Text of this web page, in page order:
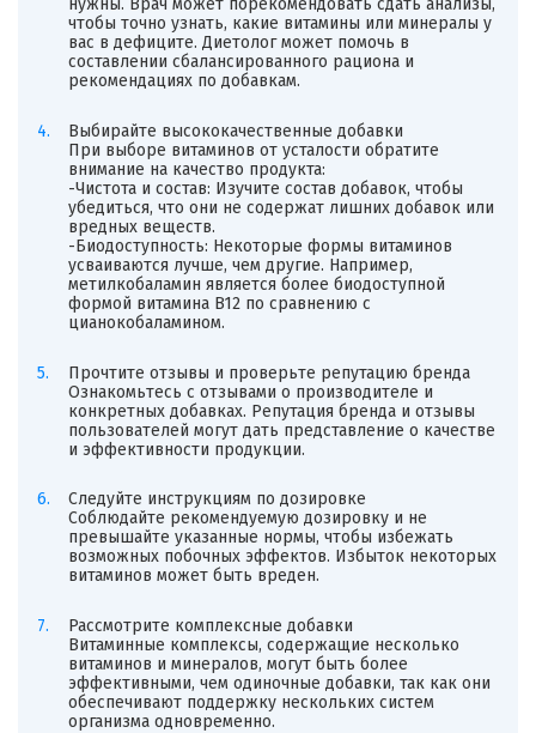
нужны. Врач может порекомендовать сдать анализы,
чтобы точно узнать, какие витамины или минералы у
вас в дефиците. Диетолог может помочь в
составлении сбалансированного рациона и
рекомендациях по добавкам.
Выбирайте высококачественные добавки
При выборе витаминов от усталости обратите
внимание на качество продукта:
-Чистота и состав: Изучите состав добавок, чтобы
убедиться, что они не содержат лишних добавок или
вредных веществ.
-Биодоступность: Некоторые формы витаминов
усваиваются лучше, чем другие. Например,
метилкобаламин является более биодоступной
формой витамина B12 по сравнению с
цианокобаламином.
Прочтите отзывы и проверьте репутацию бренда
Ознакомьтесь с отзывами о производителе и
конкретных добавках. Репутация бренда и отзывы
пользователей могут дать представление о качестве
и эффективности продукции.
Следуйте инструкциям по дозировке
Соблюдайте рекомендуемую дозировку и не
превышайте указанные нормы, чтобы избежать
возможных побочных эффектов. Избыток некоторых
витаминов может быть вреден.
Рассмотрите комплексные добавки
Витаминные комплексы, содержащие несколько
витаминов и минералов, могут быть более
эффективными, чем одиночные добавки, так как они
обеспечивают поддержку нескольких систем
организма одновременно.